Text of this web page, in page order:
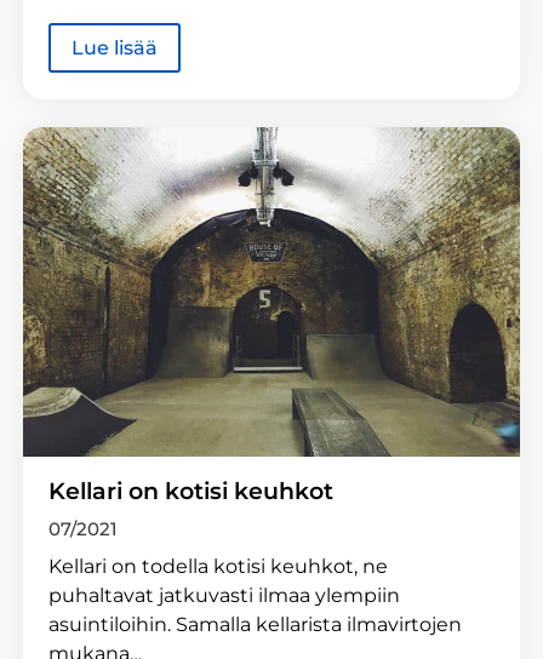
Lue lisää
Kellari on kotisi keuhkot
07/2021
Kellari on todella kotisi keuhkot, ne
puhaltavat jatkuvasti ilmaa ylempiin
asuintiloihin. Samalla kellarista ilmavirtojen
mukana…